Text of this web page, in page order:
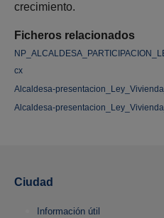
Ficheros relacionados
cx
Alcaldesa-
Alcaldesa-
crecimiento.
Ciudad
Información útil